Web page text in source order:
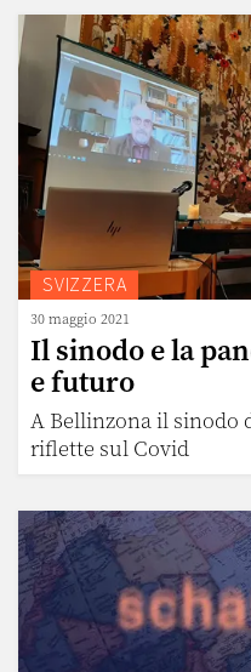
SVIZZERA
30 maggio 2021
Il sinodo e la
e futuro
A Bellinzona il sinodo
riflette sul Covid